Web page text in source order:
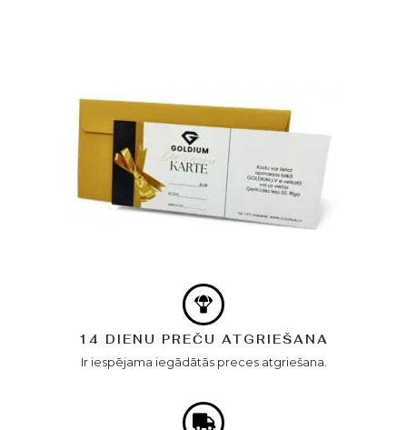
14 DIENU PREČU ATGRIEŠANA
Ir iespējama iegādātās preces atgriešana.